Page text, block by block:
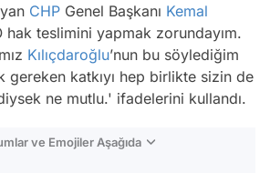
CHP Genel Başkanı Kemal
hak teslimini yapmak zorundayım.
Kılıçdaroğlu’nun bu söylediğim
gereken katkıyı hep birlikte sizin de
ne mutlu.' ifadelerini kullandı.
ve Emojiler Aşağıda